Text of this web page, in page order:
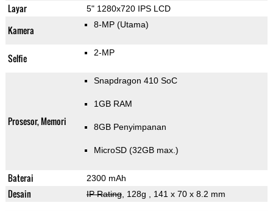
Layar 5" 1280x720 IPS LCD
Kamera 8-MP (Utama)
Selfie 2-MP
Prosesor, Memori
Snapdragon 410 SoC
1GB RAM
8GB Penyimpanan
MicroSD (32GB max.)
Baterai 2300 mAh
Desain IP Rating, 128g , 141 x 70 x 8.2 mm